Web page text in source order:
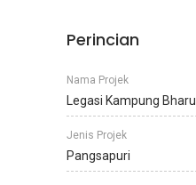
Perincian
Nama Projek
Legasi Kampung Bharu
Jenis Projek
Pangsapuri